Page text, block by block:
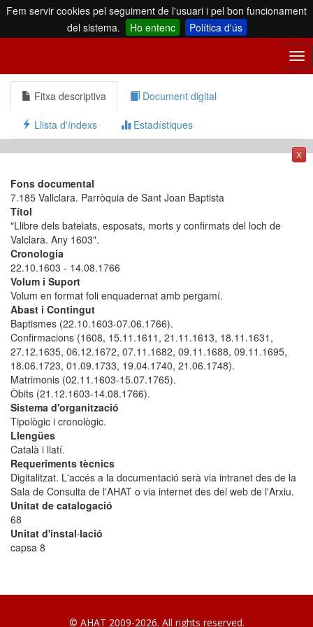
Fem servir cookies pel seguiment de l'usuari i pel bon funcionament
del sistema.
Ho entenc Política d'ús
Fitxa descriptiva Document digital
Llista d'índexs Estadístiques
X
Fons documental
7.185 Vallclara. Parròquia de Sant Joan Baptista
Títol
"Llibre dels bateiats, esposats, morts y confirmats del loch de
Valclara. Any 1603".
Cronologia
22.10.1603 - 14.08.1766
Volum i Suport
Volum en format foli enquadernat amb pergamí.
Abast i Contingut
Baptismes (22.10.1603-07.06.1766).
Confirmacions (1608, 15.11.1611, 21.11.1613, 18.11.1631,
27.12.1635, 06.12.1672, 07.11.1682, 09.11.1688, 09.11.1695,
18.06.1723, 01.09.1733, 19.04.1740, 21.06.1748).
Matrimonis (02.11.1603-15.07.1765).
Òbits (21.12.1603-14.08.1766).
Sistema d'organització
Tipològic i cronològic.
Llengües
Català i llatí.
Requeriments tècnics
Digitalitzat. L'accés a la documentació serà via intranet des de la
Sala de Consulta de l'AHAT o via internet des del web de l'Arxiu.
Unitat de catalogació
68
Unitat d'instal·lació
capsa 8
© AHAT 2009-2026. All rights reserved.